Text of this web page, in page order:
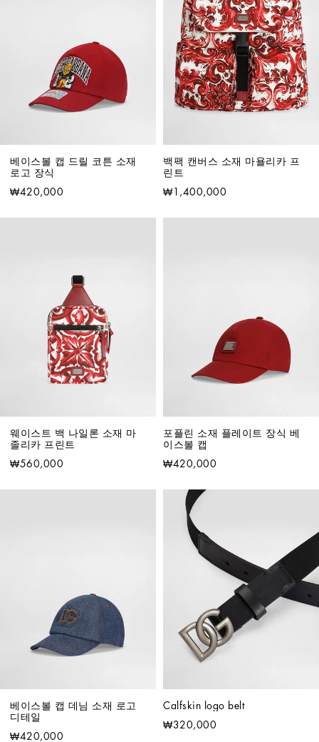
베이스볼 캡 드릴 코튼 소재
로고 장식
₩420,000
백팩 캔버스 소재 마욜리카 프
린트
₩1,400,000
웨이스트 백 나일론 소재 마
졸리카 프린트
₩560,000
포플린 소재 플레이트 장식 베
이스볼 캡
₩420,000
베이스볼 캡 데님 소재 로고
디테일
₩420,000
Calfskin logo belt
₩320,000